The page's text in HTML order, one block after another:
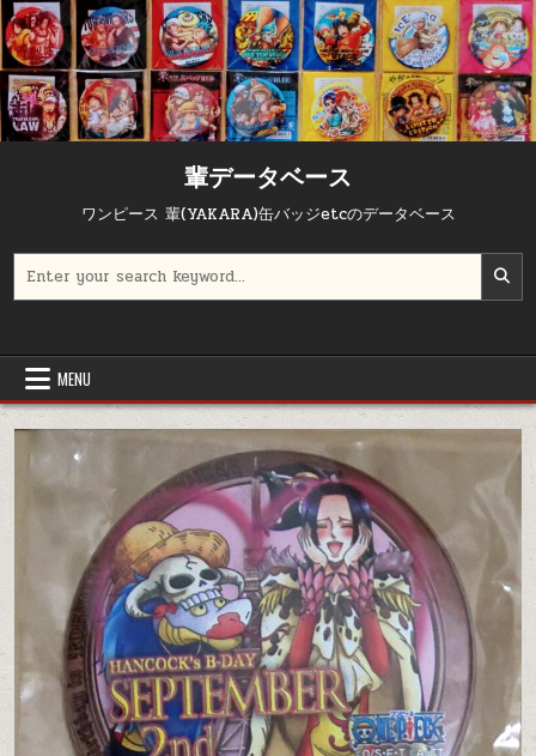
輩データベース
ワンピース 輩(YAKARA)缶バッジetcのデータベース
MENU